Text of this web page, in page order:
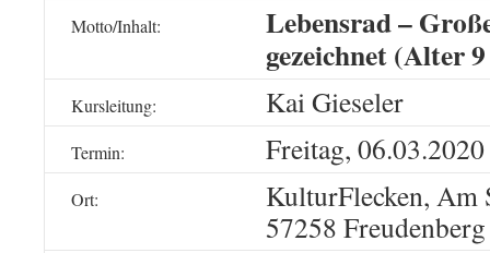
Motto/Inhalt: Lebensrad –
gezeichnet (Alter
Kursleitung: Kai Gieseler
Termin: Freitag,
Ort:
KulturFlecken, Am
57258 Freudenberg